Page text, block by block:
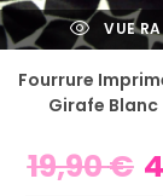
VUE
Fourrure
Girafe Blanc
19,90€